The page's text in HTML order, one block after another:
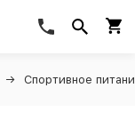
Спортивное